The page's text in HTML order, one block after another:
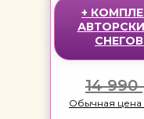
+
Обычная цена
14 990